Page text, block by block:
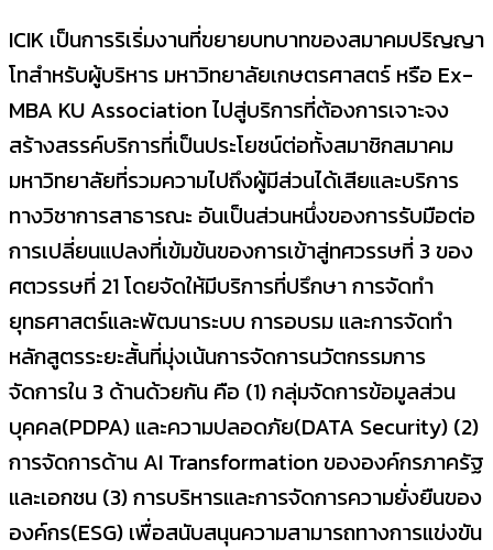
ICIK เป็นการริเริ่มงานที่ขยายบทบาทของสมาคมปริญญา
โทสำหรับผู้บริหาร มหาวิทยาลัยเกษตรศาสตร์ หรือ Ex-
MBA KU Association ไปสู่บริการที่ต้องการเจาะจง
สร้างสรรค์บริการที่เป็นประโยชน์ต่อทั้งสมาชิกสมาคม
มหาวิทยาลัยที่รวมความไปถึงผู้มีส่วนได้เสียและบริการ
ทางวิชาการสาธารณะ อันเป็นส่วนหนึ่งของการรับมือต่อ
การเปลี่ยนแปลงที่เข้มข้นของการเข้าสู่ทศวรรษที่ 3 ของ
ศตวรรษที่ 21 โดยจัดให้มีบริการที่ปรึกษา การจัดทำ
ยุทธศาสตร์และพัฒนาระบบ การอบรม และการจัดทำ
หลักสูตรระยะสั้นที่มุ่งเน้นการจัดการนวัตกรรมการ
จัดการใน 3 ด้านด้วยกัน คือ (1) กลุ่มจัดการข้อมูลส่วน
บุคคล(PDPA) และความปลอดภัย(DATA Security) (2)
การจัดการด้าน AI Transformation ขององค์กรภาครัฐ
และเอกชน (3) การบริหารและการจัดการความยั่งยืนของ
องค์กร(ESG) เพื่อสนับสนุนความสามารถทางการแข่งขัน